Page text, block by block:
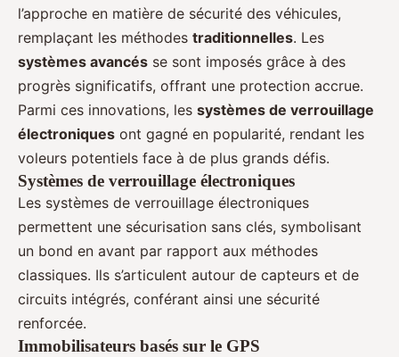
l’approche en matière de sécurité des véhicules,
remplaçant les méthodes traditionnelles. Les
systèmes avancés se sont imposés grâce à des
progrès significatifs, offrant une protection accrue.
Parmi ces innovations, les systèmes de verrouillage
électroniques ont gagné en popularité, rendant les
voleurs potentiels face à de plus grands défis.
Systèmes de verrouillage électroniques
Les systèmes de verrouillage électroniques
permettent une sécurisation sans clés, symbolisant
un bond en avant par rapport aux méthodes
classiques. Ils s’articulent autour de capteurs et de
circuits intégrés, conférant ainsi une sécurité
renforcée.
Immobilisateurs basés sur le GPS